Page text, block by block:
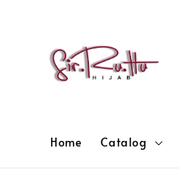
Home Catalog